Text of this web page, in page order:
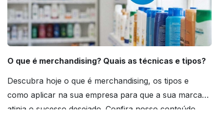
O que é merchandising? Quais as técnicas e tipos?
Descubra hoje o que é merchandising, os tipos e
como aplicar na sua empresa para que a sua marca
atinja o sucesso desejado. Confira nosso conteúdo